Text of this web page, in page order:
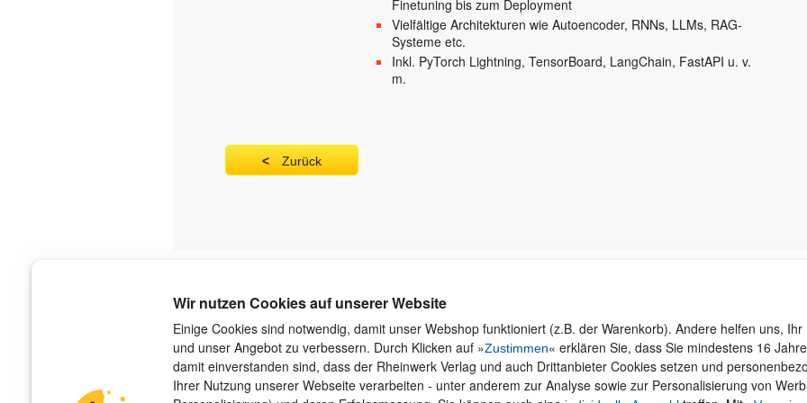
Wir nutzen Cookies auf unserer Website
Einige Cookies sind notwendig, damit unser Webshop funktioniert (z.B. der Warenkorb). Andere helfen uns, Ihr
und unser Angebot zu verbessern. Durch Klicken auf »Zustimmen« erklären Sie, dass Sie mindestens 16
damit einverstanden sind, dass der Rheinwerk Verlag und auch Drittanbieter Cookies setzen und
Ihrer Nutzung unserer Webseite verarbeiten - unter anderem zur Analyse sowie zur Personalisierung von
Finetuning bis zum Deployment
Vielfältige Architekturen wie Autoencoder, RNNs, LLMs, RAG-
Systeme etc.
Inkl. PyTorch Lightning, TensorBoard, LangChain, FastAPI u. v.
m.
Zurück
Über uns
Der Verlag
Das Team
Unsere Autorinnen und Autoren
Jobs
Kontakt
Newsletter
Für Unternehmen
Presseservice
Dozentenservice
Versand und Zahlung
Widerruf und Rückgabe
Merchandise
AGB